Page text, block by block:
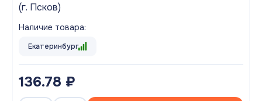
(г. Псков)
Наличие товара:
Екатеринбург
136.78 ₽